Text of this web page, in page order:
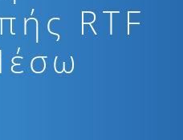
RTF